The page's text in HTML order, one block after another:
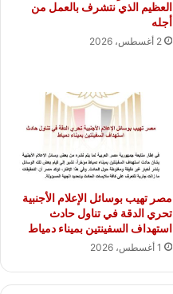
العظيم الذي نتشرف بالعمل من
أجله
2 أغسطس، 2026
مصر تهيب بوسائل الإعلام الأجنبية
تحري الدقة في تناول حادث
استهداف السفينتين بميناء دمياط
1 أغسطس، 2026